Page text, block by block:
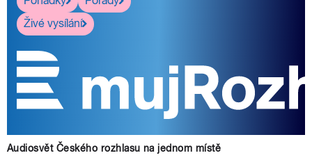
Živé vysílání
Audiosvět Českého rozhlasu na jednom místě